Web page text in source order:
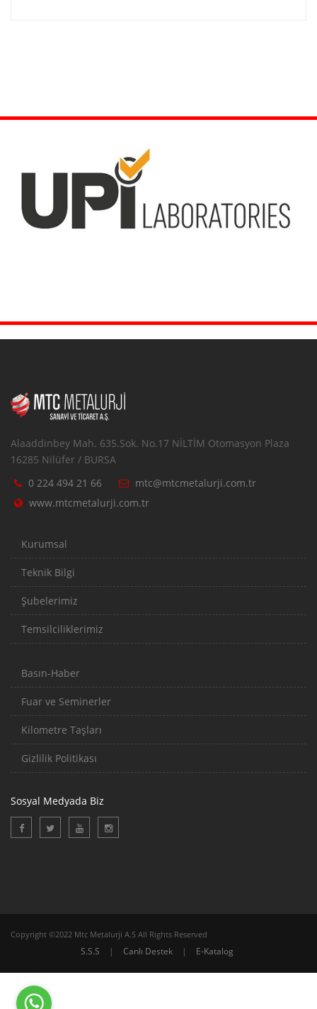
Alaaddinbey Mah. 635.Sok. No.17 NİLTİM Otomasyon Plaza
16285 Nilüfer / BURSA
0 224 494 21 66
mtc@mtcmetalurji.com.tr
www.mtcmetalurji.com.tr
Kurumsal
Teknik Bilgi
Şubelerimiz
Temsilciliklerimiz
Basın-Haber
Fuar ve Seminerler
Kilometre Taşları
Gizlilik Politikası
Sosyal Medyada Biz
Copyright ©2022 Mtc Metalurji A.S All Rights Reserved
S.S.S | Canlı Destek | E-Katalog